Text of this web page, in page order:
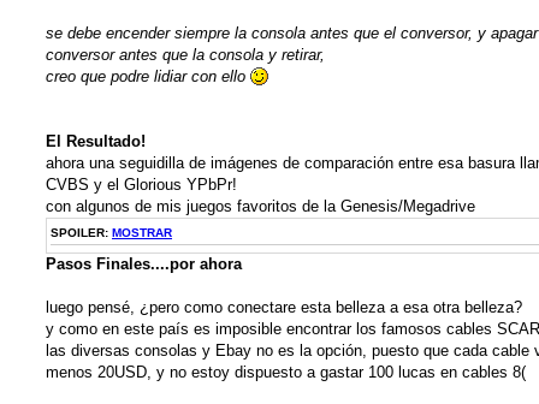
se debe encender siempre la consola antes que el conversor, y
conversor antes que la consola y retirar,
creo que podre lidiar con ello
El Resultado!
ahora una seguidilla de imágenes de comparación entre esa basura
CVBS y el Glorious YPbPr!
con algunos de mis juegos favoritos de la Genesis/Megadrive
SPOILER: MOSTRAR
Pasos Finales....por ahora
luego pensé, ¿pero como conectare esta belleza a esa otra belleza?
y como en este país es imposible encontrar los famosos cables
las diversas consolas y Ebay no es la opción, puesto que cada cable
menos 20USD, y no estoy dispuesto a gastar 100 lucas en cables 8(